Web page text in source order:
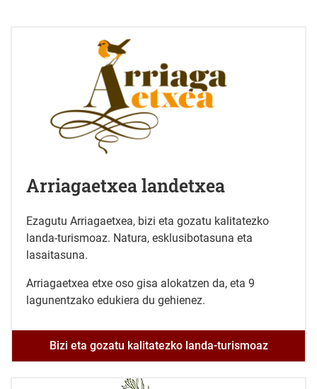
Arriagaetxea landetxea
Ezagutu Arriagaetxea, bizi eta gozatu kalitatezko
landa-turismoaz. Natura, esklusibotasuna eta
lasaitasuna.
Arriagaetxea etxe oso gisa alokatzen da, eta 9
lagunentzako edukiera du gehienez.
Bizi eta gozatu kalitatezko landa-turismoaz